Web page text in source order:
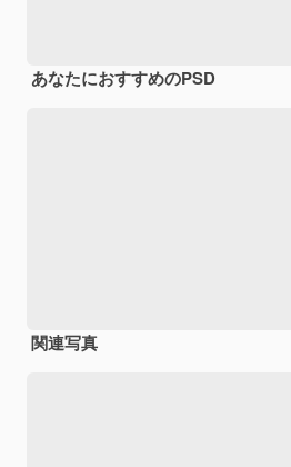
あなたにおすすめのPSD
関連写真